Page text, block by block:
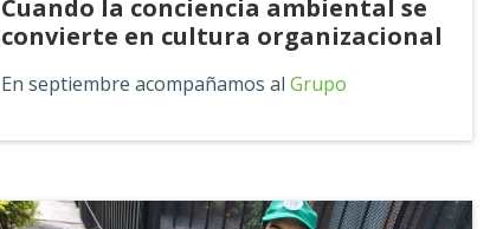
Cuando la conciencia ambiental se
convierte en cultura organizacional
En septiembre acompañamos al Grupo